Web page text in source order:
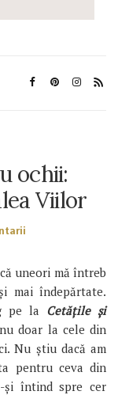
ochii:
Viilor
uneori mă întreb
mai îndepărtate.
pe la Cetățile și
doar la cele din
Nu știu dacă am
pentru ceva din
și întind spre cer